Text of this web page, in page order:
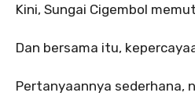
‎Kini, Sungai Cigembol
‎‎Dan bersama itu,
‎Pertanyaannya sederhana,